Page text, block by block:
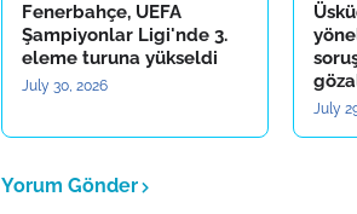
Fenerbahçe, UEFA
Şampiyonlar Ligi'nde 3.
eleme turuna yükseldi
July 30, 2026
July
Yorum Gönder